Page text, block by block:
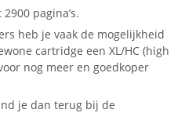
pagina’s.
heb je vaak de mogelijkheid
cartridge een XL/HC (high
nog meer en goedkoper
je dan terug bij de